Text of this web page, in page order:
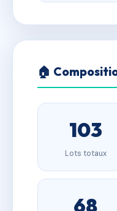
🏠
103
Lots totaux
68